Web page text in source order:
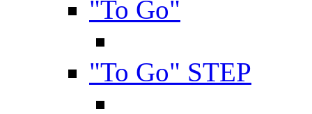
"To Go"
"To Go" STEP